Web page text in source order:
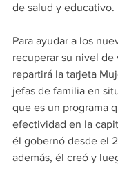
de salud y educativo.
Para ayudar a los
recuperar su nivel
repartirá la tarjeta
jefas de familia en
que es un programa
efectividad en la
él gobernó desde el
además, él creó y